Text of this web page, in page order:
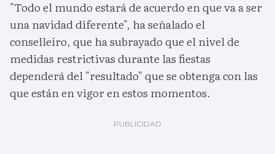
"Todo el mundo estará de acuerdo en que va a ser
una navidad diferente", ha señalado el
conselleiro, que ha subrayado que el nivel de
medidas restrictivas durante las fiestas
dependerá del "resultado" que se obtenga con las
que están en vigor en estos momentos.